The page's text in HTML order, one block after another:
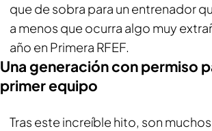
que de sobra para un entrenador
a menos que ocurra algo muy
año en Primera RFEF.
Una generación con permiso
primer equipo
Tras este increíble hito, son